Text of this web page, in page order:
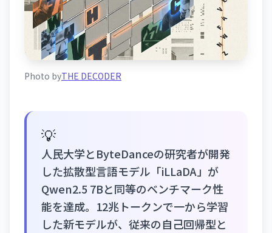
Photo byTHE DECODER
💡
人民大学とByteDanceの研究者が開発
した拡散型言語モデル「iLLaDA」が
Qwen2.5 7Bと同等のベンチマーク性
能を達成。12兆トークンで一から学習
した新モデルが、従来の自己回帰型と